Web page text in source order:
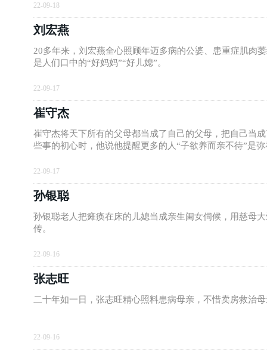
22-09-18
刘宏燕
20多年来，刘宏燕全心照顾年迈多病的公婆、患重症肌肉
是人们口中的“好妈妈”“好儿媳”。
22-09-17
崔守杰
崔守杰将天下所有的父母都当成了自己的父母，把自己当
些事的初心时，他说他提醒更多的人“子欲养而亲不待”是
22-09-17
孙银聪
孙银聪老人把瘫痪在床的儿媳当成亲生闺女伺候，用慈母
传。
22-09-16
张志旺
二十年如一日，张志旺精心照料患病母亲，不惜卖房救治
22-09-16